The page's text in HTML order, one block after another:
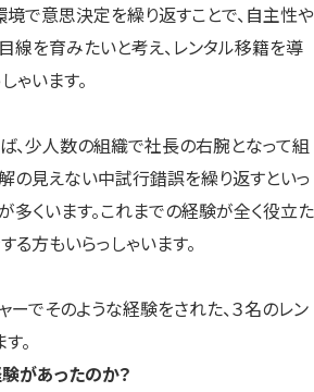
で意思決定を繰り返すことで、自主性や
線を育みたいと考え、レンタル移籍を導
ゃいます。
、少人数の組織で社長の右腕となって組
の見えない中試行錯誤を繰り返すといっ
くいます。これまでの経験が全く役立た
る方もいらっしゃいます。
ーでそのような経験をされた、３名のレン
。
があったのか？